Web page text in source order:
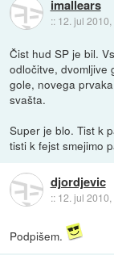
imallears
:: 12. jul 2010,
Čist hud SP je bil.
odločitve, dvomljive
gole, novega
svašta.
Super je blo. Tist k
tisti k fejst smejimo
djordjevic
:: 12. jul 2010,
Podpišem.